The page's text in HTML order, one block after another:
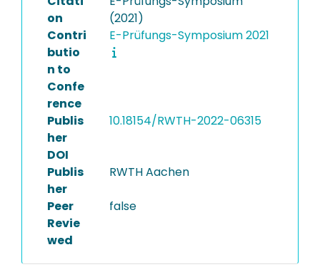
on
(2021)
Contri
butio
n to
Confe
rence
E-Prüfungs-Symposium 2021
Publis
her
DOI
10.18154/RWTH-2022-06315
Publis
her
RWTH Aachen
Peer
Revie
wed
false